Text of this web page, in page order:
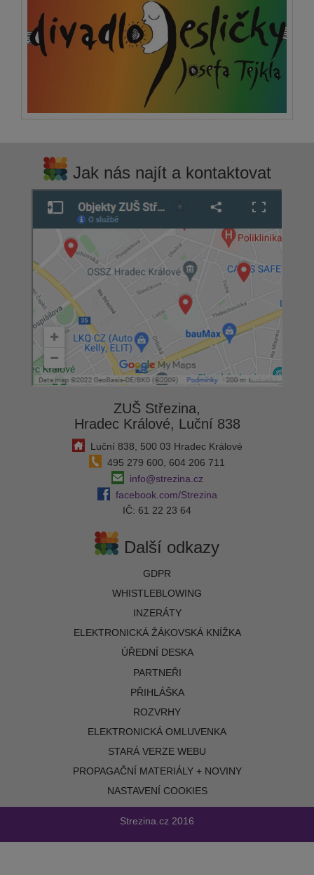
Jak nás najít a kontaktovat
ZUŠ Střezina,
Hradec Králové, Luční 838
Luční 838, 500 03 Hradec Králové
495 279 600, 604 206 711
info@strezina.cz
facebook.com/Strezina
IČ: 61 22 23 64
Další odkazy
GDPR
WHISTLEBLOWING
INZERÁTY
ELEKTRONICKÁ ŽÁKOVSKÁ KNÍŽKA
ÚŘEDNÍ DESKA
PARTNEŘI
PŘIHLÁŠKA
ROZVRHY
ELEKTRONICKÁ OMLUVENKA
STARÁ VERZE WEBU
PROPAGAČNÍ MATERIÁLY + NOVINY
NASTAVENÍ COOKIES
Strezina.cz 2016